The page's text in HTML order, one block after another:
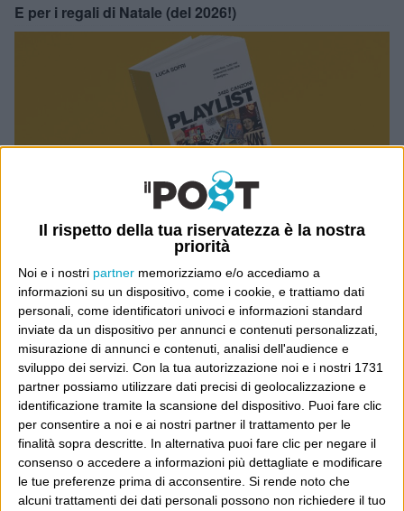
Il rispetto della tua riservatezza è la nostra
priorità
Noi e i nostri partner memorizziamo e/o accediamo a
informazioni su un dispositivo, come i cookie, e trattiamo dati
personali, come identificatori univoci e informazioni standard
inviate da un dispositivo per annunci e contenuti personalizzati,
misurazione di annunci e contenuti, analisi dell'audience e
sviluppo dei servizi. Con la tua autorizzazione noi e i nostri 1731
partner possiamo utilizzare dati precisi di geolocalizzazione e
identificazione tramite la scansione del dispositivo. Puoi fare clic
per consentire a noi e ai nostri partner il trattamento per le
finalità sopra descritte. In alternativa puoi fare clic per negare il
consenso o accedere a informazioni più dettagliate e modificare
le tue preferenze prima di acconsentire. Si rende noto che
alcuni trattamenti dei dati personali possono non richiedere il tuo
E per i regali di Natale (del 2026!)